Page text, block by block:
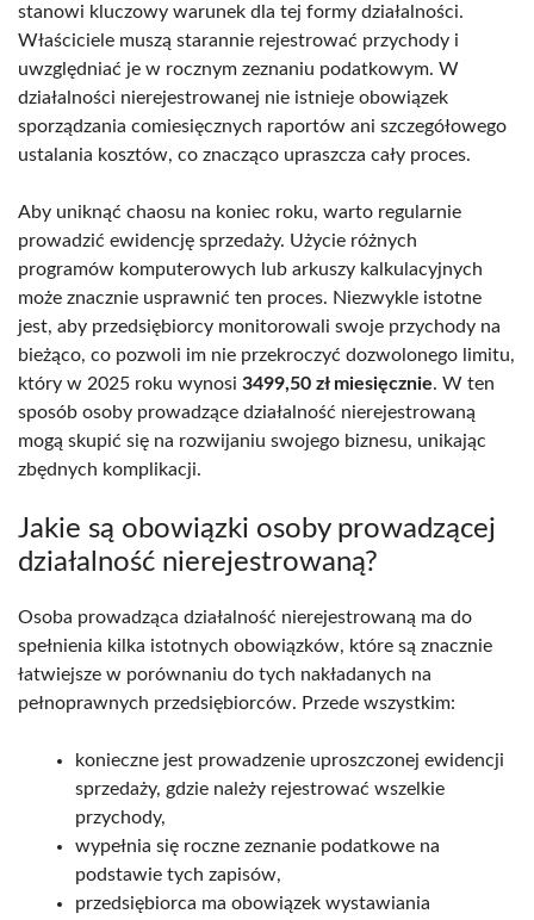
stanowi kluczowy warunek dla tej formy działalności.
Właściciele muszą starannie rejestrować przychody i
uwzględniać je w rocznym zeznaniu podatkowym. W
działalności nierejestrowanej nie istnieje obowiązek
sporządzania comiesięcznych raportów ani szczegółowego
ustalania kosztów, co znacząco upraszcza cały proces.
Aby uniknąć chaosu na koniec roku, warto regularnie
prowadzić ewidencję sprzedaży. Użycie różnych
programów komputerowych lub arkuszy kalkulacyjnych
może znacznie usprawnić ten proces. Niezwykle istotne
jest, aby przedsiębiorcy monitorowali swoje przychody na
bieżąco, co pozwoli im nie przekroczyć dozwolonego limitu,
który w 2025 roku wynosi 3499,50 zł miesięcznie. W ten
sposób osoby prowadzące działalność nierejestrowaną
mogą skupić się na rozwijaniu swojego biznesu, unikając
zbędnych komplikacji.
Jakie są obowiązki osoby prowadzącej
działalność nierejestrowaną?
Osoba prowadząca działalność nierejestrowaną ma do
spełnienia kilka istotnych obowiązków, które są znacznie
łatwiejsze w porównaniu do tych nakładanych na
pełnoprawnych przedsiębiorców. Przede wszystkim:
konieczne jest prowadzenie uproszczonej ewidencji
sprzedaży, gdzie należy rejestrować wszelkie
przychody,
wypełnia się roczne zeznanie podatkowe na
podstawie tych zapisów,
przedsiębiorca ma obowiązek wystawiania